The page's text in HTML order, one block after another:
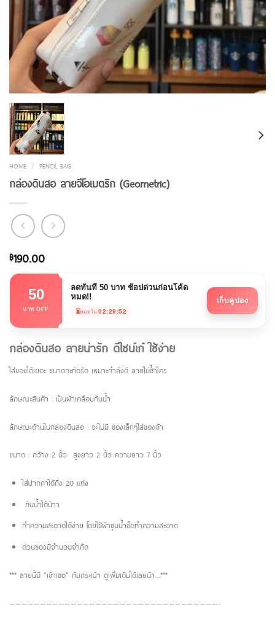
HOME / PENCIL BAG
กล่องดินสอ ลายจีโอเมตริก (Geometric)
฿190.00
50
บาท OFF
ลดทันที 50 บาท ช้อปด่วนก่อนโค้ด
หมด!!
⏳หมดใน 02:29:52
เก็บคูปอง
กล่องดินสอ ลายน่ารัก ดีไซน์เก๋ ใช้ง่าย
ใส่ของได้เยอะ ขนาดกะทัดรัด เหมาะกำลังดี ลายไม่ซ้ำใคร
ลักษณะสินค้า : เป็นผ้าเคลือบกันน้ำ
ลักษณะด้านในกล่องดินสอ : จะไม่มี ช่องเล็กๆใส่ของจ้า
ขนาด : กว้าง 2 นิ้ว สูงยาว 2 นิ้ว ความยาว 7 นิ้ว
ใส่ปากกาได้ถึง 20 แท่ง
กันน้ำได้น้าา
ทำความสะอาดได้ง่าย โดยใช้ผ้าชุบน้ำช็ดทำความสะอาด
ด่วนของมีจำนวนจำกัด
*** ลายนี้มี “เข้าเซต” กับกระเป๋า ดูเพิ่มเติมได้เลยน้า…***
——————————————————————————————————-